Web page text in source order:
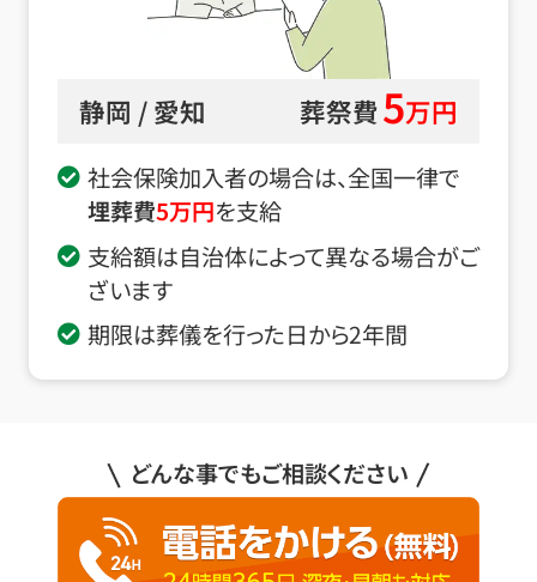
静岡 / 愛知 葬祭費5万円
社会保険加入者の場合は、全国一律で
埋葬費5万円を支給
支給額は自治体によって異なる場合がご
ざいます
期限は葬儀を行った日から2年間
どんな事でもご相談ください